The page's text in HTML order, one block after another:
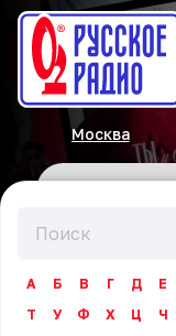
Москва
А Б В Г Д Е
Т
У Ф Х Ц Ч